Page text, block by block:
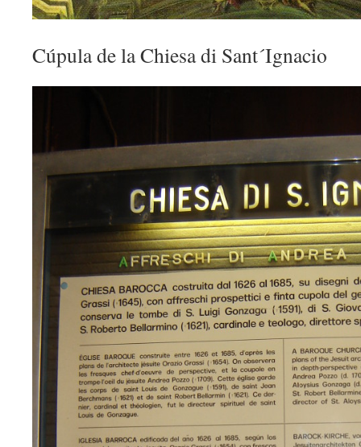
Cúpula de la Chiesa di Sant´Ignacio